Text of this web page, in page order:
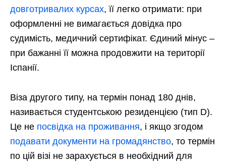
довготривалих курсах, її легко отримати: при
оформленні не вимагається довідка про
судимість, медичний сертифікат. Єдиний мінус –
при бажанні її можна продовжити на території
Іспанії.
Віза другого типу, на термін понад 180 днів,
називається студентською резиденцією (тип D).
Це не посвідка на проживання, і якщо згодом
подавати документи на громадянство, то термін
по цій візі не зарахується в необхідний для